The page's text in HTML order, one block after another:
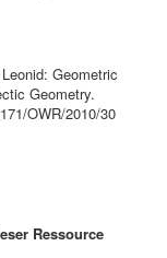
Geometric
Geometry.
OWR/2010/30
Ressource